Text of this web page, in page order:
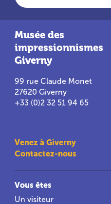
Musée des
impressionnismes
Giverny
99 rue Claude Monet
27620 Giverny
+33 (0)2 32 51 94 65
Venez à Giverny
Contactez-nous
Vous êtes
Un visiteur